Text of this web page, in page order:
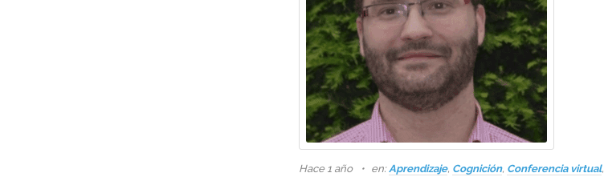
Hace 1 año en:Aprendizaje, Cognición, Conferencia virtual,